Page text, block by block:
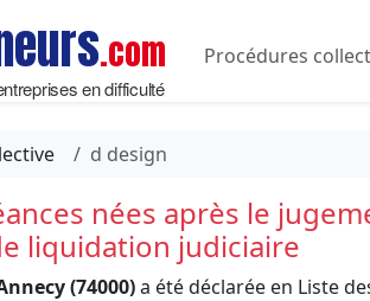
.com
en difficulté
Procédures
d design
nées après le
liquidation judiciaire
(74000)a été déclarée en Liste